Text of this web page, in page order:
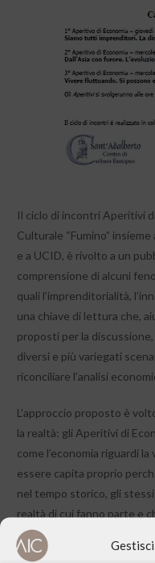
Il ciclo di incontri Aperitivi
Culturale “Fumino”
e a UCID, è rivolto a un
comprensione di alcuni
quali l’imprenditorialità,
una chiave di lettura che,
proposti per la
diversi e più variegati
riconciliare l’analisi
L’approccio proposto è
la realtà: gli Aperitivi di
come l’economia riguardi
essere capita proprio
nel tempo storico, gli stessi
realtà di cui fanno parte e
propria azione quotidiana.